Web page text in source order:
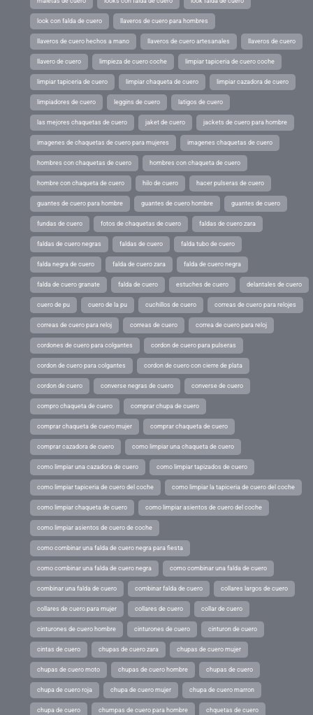
look con falda de cuero llaveros de cuero para hombres
llaveros de cuero hechos a mano llaveros de cuero artesanales llaveros de cuero
llavero de cuero limpieza de cuero coche limpiar tapiceria de cuero coche
limpiar tapiceria de cuero limpiar chaqueta de cuero limpiar cazadora de cuero
limpiadores de cuero leggins de cuero latigos de cuero
las mejores chaquetas de cuero jaket de cuero jackets de cuero para hombre
imagenes de chaquetas de cuero para mujeres imagenes chaquetas de cuero
hombres con chaquetas de cuero hombres con chaqueta de cuero
hombre con chaqueta de cuero hilo de cuero hacer pulseras de cuero
guantes de cuero para hombre guantes de cuero hombre guantes de cuero
fundas de cuero fotos de chaquetas de cuero faldas de cuero zara
faldas de cuero negras faldas de cuero falda tubo de cuero
falda negra de cuero falda de cuero zara falda de cuero negra
falda de cuero granate falda de cuero estuches de cuero delantales de cuero
cuero de pu cuero de la pu cuchillos de cuero correas de cuero para relojes
correas de cuero para reloj correas de cuero correa de cuero para reloj
cordones de cuero para colgantes cordon de cuero para pulseras
cordon de cuero para colgantes cordon de cuero con cierre de plata
cordon de cuero converse negras de cuero converse de cuero
compro chaqueta de cuero comprar chupa de cuero
comprar chaqueta de cuero mujer comprar chaqueta de cuero
comprar cazadora de cuero como limpiar una chaqueta de cuero
como limpiar una cazadora de cuero como limpiar tapizados de cuero
como limpiar tapiceria de cuero del coche como limpiar la tapiceria de cuero del coche
como limpiar chaqueta de cuero como limpiar asientos de cuero del coche
como limpiar asientos de cuero de coche
como combinar una falda de cuero negra para fiesta
como combinar una falda de cuero negra como combinar una falda de cuero
combinar una falda de cuero combinar falda de cuero collares largos de cuero
collares de cuero para mujer collares de cuero collar de cuero
cinturones de cuero hombre cinturones de cuero cinturon de cuero
cintas de cuero chupas de cuero zara chupas de cuero mujer
chupas de cuero moto chupas de cuero hombre chupas de cuero
chupa de cuero roja chupa de cuero mujer chupa de cuero marron
chupa de cuero chumpas de cuero para hombre chquetas de cuero